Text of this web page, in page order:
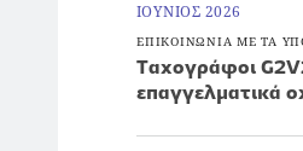
ΙΟΥΝΙΟΣ 2026
ΕΠΙΚΟΙΝΩΝΙΑ ΜΕ ΤΑ
Ταχογράφοι
επαγγελματικά